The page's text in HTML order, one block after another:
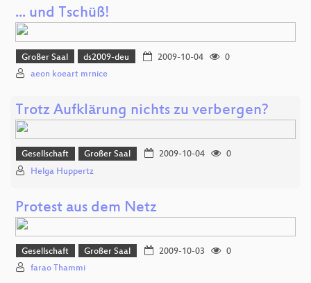
... und Tschüß!
Großer Saal ds2009-deu 2009-10-04
0
aeon koeart mrnice
Trotz Aufklärung nichts zu verbergen?
Gesellschaft Großer Saal 2009-10-04
0
Helga Huppertz
Protest aus dem Netz
Gesellschaft Großer Saal 2009-10-03
0
farao Thammi